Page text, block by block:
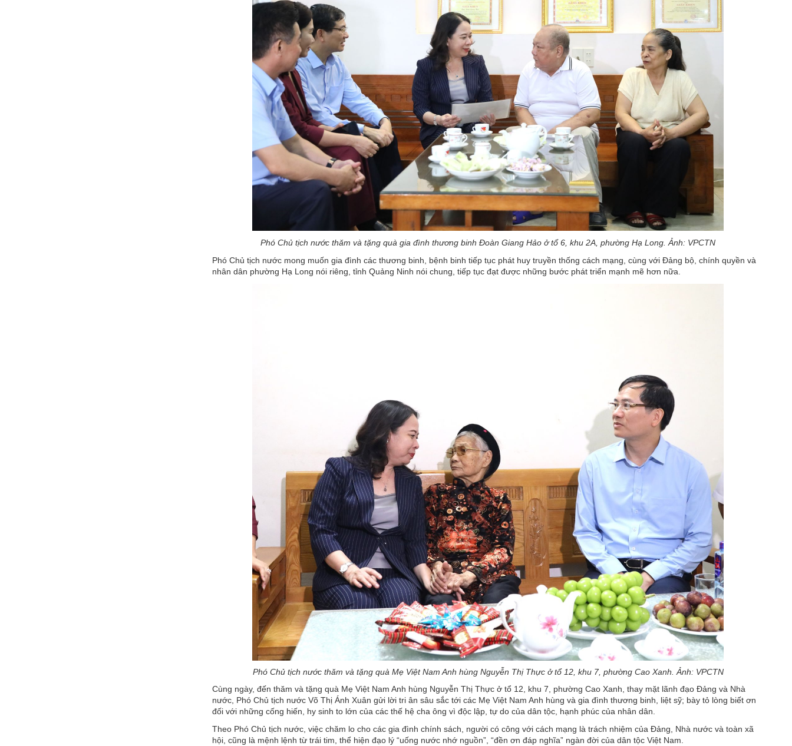
Phó Chủ tịch nước thăm và tặng quà gia đình thương binh Đoàn Giang Hảo ở tổ 6, khu 2A, phường Hạ Long. Ảnh: VPCTN
Phó Chủ tịch nước mong muốn gia đình các thương binh, bệnh binh tiếp tục phát huy truyền thống cách mạng, cùng với Đảng bộ, chính quyền và
nhân dân phường Hạ Long nói riêng, tỉnh Quảng Ninh nói chung, tiếp tục đạt được những bước phát triển mạnh mẽ hơn nữa.
Phó Chủ tịch nước thăm và tặng quà Mẹ Việt Nam Anh hùng Nguyễn Thị Thực ở tổ 12, khu 7, phường Cao Xanh. Ảnh: VPCTN
Cùng ngày, đến thăm và tặng quà Mẹ Việt Nam Anh hùng Nguyễn Thị Thực ở tổ 12, khu 7, phường Cao Xanh, thay mặt lãnh đạo Đảng và Nhà
nước, Phó Chủ tịch nước Võ Thị Ánh Xuân gửi lời tri ân sâu sắc tới các Mẹ Việt Nam Anh hùng và gia đình thương binh, liệt sỹ; bày tỏ lòng biết ơn
đối với những cống hiến, hy sinh to lớn của các thế hệ cha ông vì độc lập, tự do của dân tộc, hạnh phúc của nhân dân.
Theo Phó Chủ tịch nước, việc chăm lo cho các gia đình chính sách, người có công với cách mạng là trách nhiệm của Đảng, Nhà nước và toàn xã
hội, cũng là mệnh lệnh từ trái tim, thể hiện đạo lý “uống nước nhớ nguồn”, “đền ơn đáp nghĩa” ngàn đời của dân tộc Việt Nam.